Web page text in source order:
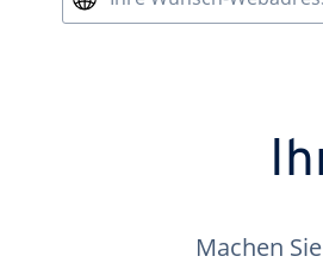
Machen